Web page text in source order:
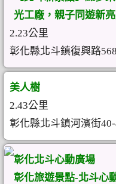
光工廠，親子同遊新
2.23公里
彰化縣北斗鎮復興路
美人樹
2.43公里
彰化縣北斗鎮河濱街
彰化北斗心動廣場
彰化旅遊景點-北斗心